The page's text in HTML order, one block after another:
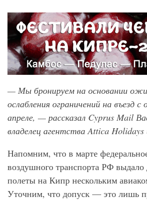
— Мы бронируем на основании
ослабления ограничений на въезд с
апреле, — рассказал Cyprus Mail
владелец агентства Attica Holidays
Напомним, что в марте
воздушного транспорта РФ выдало
полеты на Кипр нескольким
Уточним, что допуск — это лишь